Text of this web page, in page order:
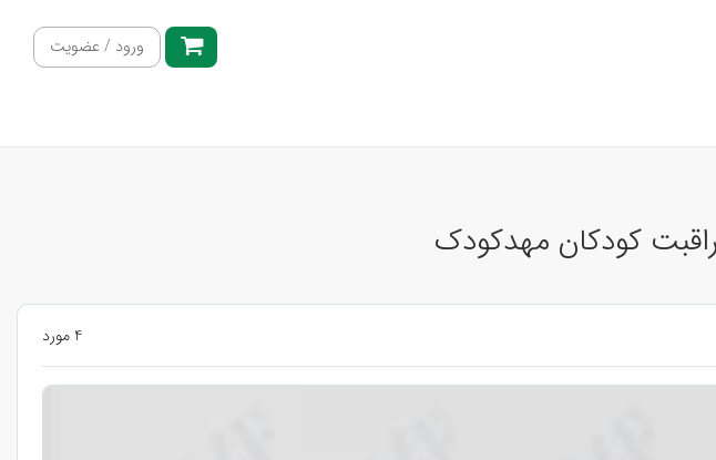
ورود / عضویت
کودکان مهدکودک
4 مورد